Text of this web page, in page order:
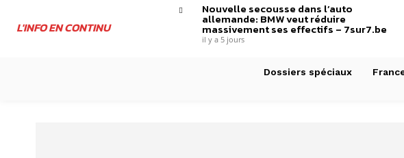
L'INFO EN CONTINU
Nouvelle secousse dans l’auto
allemande: BMW veut réduire
massivement ses effectifs – 7sur7.be
il y a 5 jours
Dossiers spéciaux